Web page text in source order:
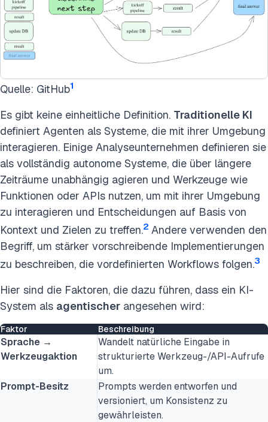
Quelle: GitHub1
Es gibt keine einheitliche Definition. Traditionelle KI
definiert Agenten als Systeme, die mit ihrer Umgebung
interagieren. Einige Analyseunternehmen definieren sie
als vollständig autonome Systeme, die über längere
Zeiträume unabhängig agieren und Werkzeuge wie
Funktionen oder APIs nutzen, um mit ihrer Umgebung
zu interagieren und Entscheidungen auf Basis von
Kontext und Zielen zu treffen.2 Andere verwenden den
Begriff, um stärker vorschreibende Implementierungen
zu beschreiben, die vordefinierten Workflows folgen.3
Hier sind die Faktoren, die dazu führen, dass ein KI-
System als agentischer angesehen wird:
Faktor Beschreibung
Sprache →
Werkzeugaktion
Wandelt natürliche Eingabe in
strukturierte Werkzeug-/API-Aufrufe
um.
Prompt-Besitz
Prompts werden entworfen und
versioniert, um Konsistenz zu
gewährleisten.